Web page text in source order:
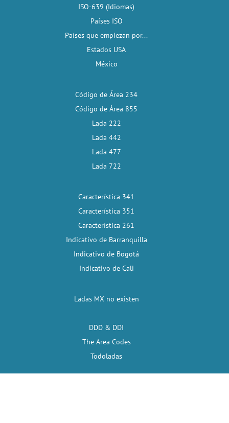
ISO-639 (Idiomas)
Países ISO
Países que empiezan por...
Estados USA
México
Código de Área 234
Código de Área 855
Lada 222
Lada 442
Lada 477
Lada 722
Característica 341
Característica 351
Característica 261
Indicativo de Barranquilla
Indicativo de Bogotá
Indicativo de Cali
Ladas MX no existen
DDD & DDI
The Area Codes
Todoladas